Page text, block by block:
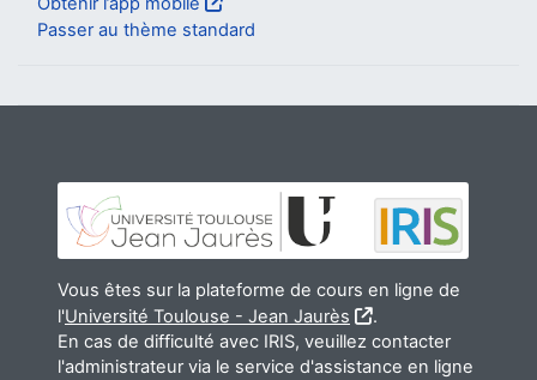
Passer au thème standard
Vous êtes sur la plateforme de cours en ligne de
l'Université Toulouse - Jean Jaurès
.
En cas de difficulté avec IRIS, veuillez contacter
l'administrateur via le service d'assistance en ligne